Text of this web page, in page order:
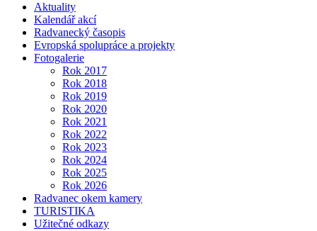
Aktuality
Kalendář akcí
Radvanecký časopis
Evropská spolupráce a projekty
Fotogalerie
Rok 2017
Rok 2018
Rok 2019
Rok 2020
Rok 2021
Rok 2022
Rok 2023
Rok 2024
Rok 2025
Rok 2026
Radvanec okem kamery
TURISTIKA
Užitečné odkazy